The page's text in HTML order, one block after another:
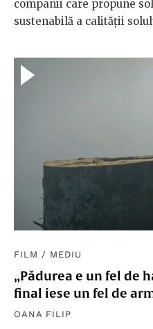
companii care propune
sustenabilă a calității
FILM / MEDIU
„Pădurea e un fel de
final iese un fel de
OANA FILIP